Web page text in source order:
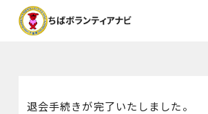
退会手続きが完了いたしました。